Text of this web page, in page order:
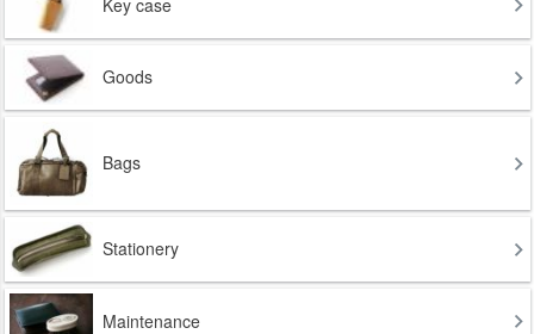
Goods
Bags
Stationery
Maintenance